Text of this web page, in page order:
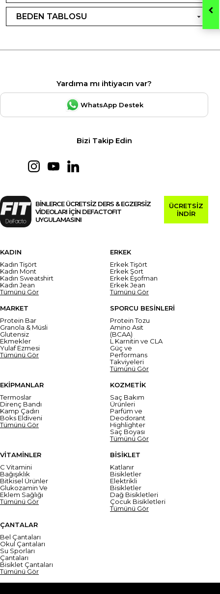
BEDEN TABLOSU
Yardıma mı ihtiyacın var?
WhatsApp Destek
Bizi Takip Edin
BİNLERCE ÜCRETSİZ DERS & EGZERSİZ
VİDEOLARI İÇİN DEFACTOFIT
UYGULAMASINI
ÜCRETSİZ
İNDİR
KADIN
Kadın Tişört
Kadın Mont
Kadın Sweatshirt
Kadın Jean
Tümünü Gör
ERKEK
Erkek Tişört
Erkek Şort
Erkek Eşofman
Erkek Jean
Tümünü Gör
MARKET
Protein Bar
Granola & Müsli
Glutensiz
Ekmekler
Yulaf Ezmesi
Tümünü Gör
SPORCU BESİNLERİ
Protein Tozu
Amino Asit
(BCAA)
L Karnitin ve CLA
Güç ve
Performans
Takviyeleri
Tümünü Gör
EKİPMANLAR
Termoslar
Direnç Bandı
Kamp Çadırı
Boks Eldiveni
Tümünü Gör
KOZMETİK
Saç Bakım
Ürünleri
Parfüm ve
Deodorant
Highlighter
Saç Boyası
Tümünü Gör
VİTAMİNLER
C Vitamini
Bağışıklık
Bitkisel Ürünler
Glukozamin Ve
Eklem Sağlığı
Tümünü Gör
BİSİKLET
Katlanır
Bisikletler
Elektrikli
Bisikletler
Dağ Bisikletleri
Çocuk Bisikletleri
Tümünü Gör
ÇANTALAR
Bel Çantaları
Okul Çantaları
Su Sporları
Çantaları
Bisiklet Çantaları
Tümünü Gör